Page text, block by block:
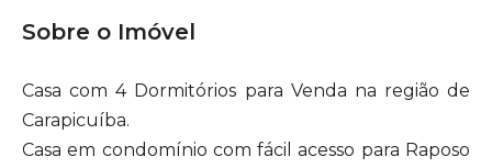
Sobre o Imóvel
Casa com 4 Dormitórios para Venda na região de
Carapicuíba.
Casa em condomínio com fácil acesso para Raposo